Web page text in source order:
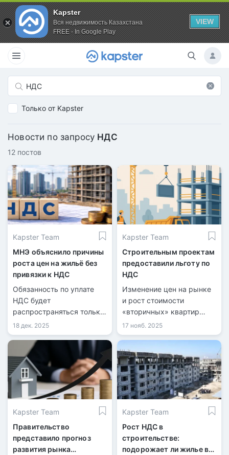
Kapster
Вся недвижимость Казахстана
FREE - In Google Play
VIEW
Только от Kapster
Новости по запросу НДС
12 постов
Kapster Team
МНЭ объяснило причины
роста цен на жильё без
привязки к НДС
Обязанность по уплате
НДС будет
распространяться только
на новые проекты.
18 дек. 2025
Kapster Team
Строительным проектам
предоставили льготу по
НДС
Изменение цен на рынке
и рост стоимости
«вторичных» квартир
после 2026 года.
17 нояб. 2025
Kapster Team
Правительство
представило прогноз
развития рынка
Kapster Team
Рост НДС в
строительстве:
подорожает ли жилье в